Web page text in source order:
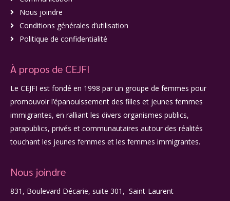
Nous joindre
Conditions générales d’utilisation
Politique de confidentialité
À propos de CEJFI
Le CEJFI est fondé en 1998 par un groupe de femmes pour
promouvoir l’épanouissement des filles et jeunes femmes
immigrantes, en ralliant les divers organismes publics,
parapublics, privés et communautaires autour des réalités
touchant les jeunes femmes et les femmes immigrantes.
Nous joindre
831, Boulevard Décarie, suite 301, Saint-Laurent